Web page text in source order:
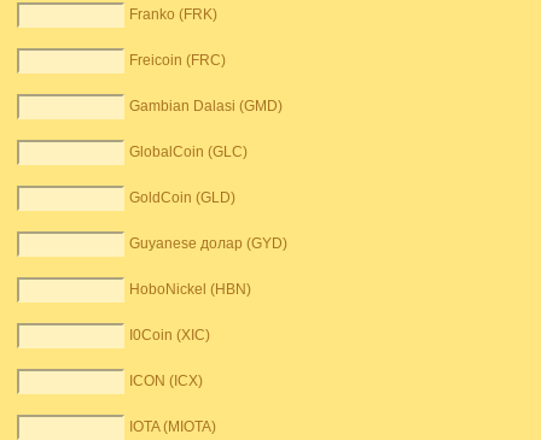
Franko (FRK)
Freicoin (FRC)
Gambian Dalasi (GMD)
GlobalCoin (GLC)
GoldCoin (GLD)
Guyanese долар (GYD)
HoboNickel (HBN)
I0Coin (XIC)
ICON (ICX)
IOTA (MIOTA)